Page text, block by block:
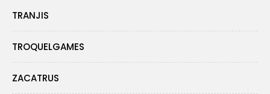
TRANJIS
TROQUELGAMES
ZACATRUS